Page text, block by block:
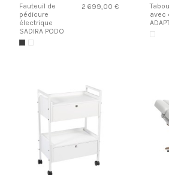
Fauteuil de
pédicure
électrique
SADIRA PODO
2 699,00 €
avec